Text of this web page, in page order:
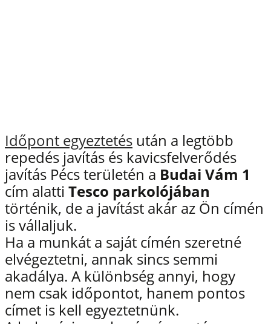
Időpont egyeztetés után a legtöbb
repedés javítás és kavicsfelverődés
javítás Pécs területén a Budai Vám 1
cím alatti Tesco parkolójában
történik, de a javítást akár az Ön címén
is vállaljuk.
Ha a munkát a saját címén szeretné
elvégeztetni, annak sincs semmi
akadálya. A különbség annyi, hogy
nem csak időpontot, hanem pontos
címet is kell egyeztetnünk.